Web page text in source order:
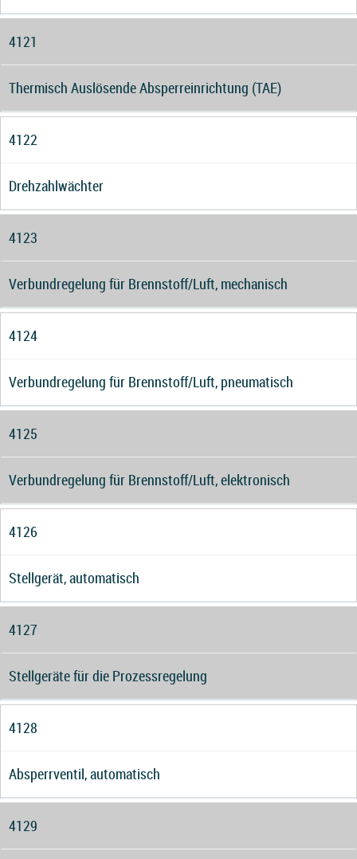
4121
Thermisch Auslösende Absperreinrichtung (TAE)
4122
Drehzahlwächter
4123
Verbundregelung für Brennstoff/Luft, mechanisch
4124
Verbundregelung für Brennstoff/Luft, pneumatisch
4125
Verbundregelung für Brennstoff/Luft, elektronisch
4126
Stellgerät, automatisch
4127
Stellgeräte für die Prozessregelung
4128
Absperrventil, automatisch
4129